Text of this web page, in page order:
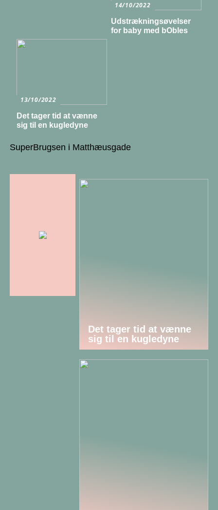
14/10/2022
Udstrækningsøvelser
for baby med bObles
13/10/2022
Det tager tid at vænne
sig til en kugledyne
SuperBrugsen i Matthæusgade
Det tager tid at vænne
sig til en kugledyne